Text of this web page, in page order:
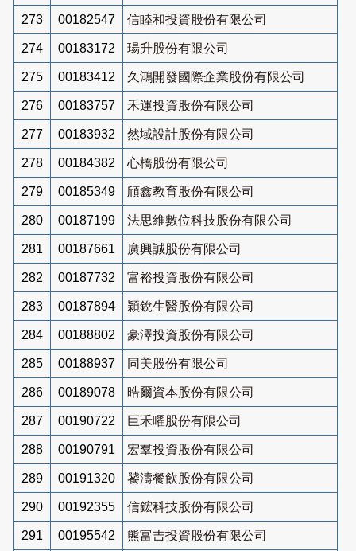
273 00182547 信睦和投資股份有限公司
274 00183172 瑒升股份有限公司
275 00183412 久鴻開發國際企業股份有限公司
276 00183757 禾運投資股份有限公司
277 00183932 然域設計股份有限公司
278 00184382 心橋股份有限公司
279 00185349 頎鑫教育股份有限公司
280 00187199 法思維數位科技股份有限公司
281 00187661 廣興誠股份有限公司
282 00187732 富裕投資股份有限公司
283 00187894 穎銳生醫股份有限公司
284 00188802 豪澤投資股份有限公司
285 00188937 同美股份有限公司
286 00189078 晧爾資本股份有限公司
287 00190722 巨禾曜股份有限公司
288 00190791 宏羣投資股份有限公司
289 00191320 饕濤餐飲股份有限公司
290 00192355 信鋐科技股份有限公司
291 00195542 熊富吉投資股份有限公司